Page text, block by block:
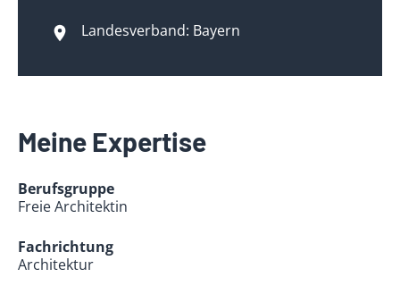
Landesverband: Bayern
Meine Expertise
Berufsgruppe
Freie Architektin
Fachrichtung
Architektur